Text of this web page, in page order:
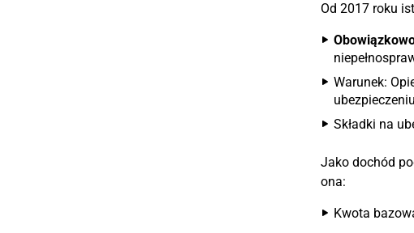
Od 2017 roku
Warunek:
Składki na
Jako dochód
ona:
Kwota